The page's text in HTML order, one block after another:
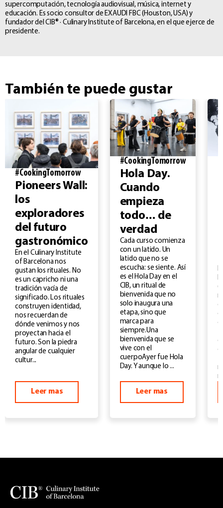
supercomputación, tecnología audiovisual, música, internet y
educación. Es socio consultor de EXAUDI FBC (Houston, USA) y
fundador del CIB® · Culinary Institute of Barcelona, en el que ejerce de
presidente.
También te puede gustar
#CookingTomorrow
Pioneers Wall:
los
exploradores
del futuro
gastronómico
En el Culinary Institute
of Barcelona nos
gustan los rituales. No
es un capricho ni una
tradición vacía de
significado. Los rituales
construyen identidad,
nos recuerdan de
dónde venimos y nos
proyectan hacia el
futuro. Son la piedra
angular de cualquier
cultur...
Leer mas
#CookingTomorrow
Hola Day.
Cuando
empieza
todo… de
verdad
Cada curso comienza
con un latido. Un
latido que no se
escucha: se siente. Así
es el Hola Day en el
CIB, un ritual de
bienvenida que no
solo inaugura una
etapa, sino que
marca para
siempre.Una
bienvenida que se
vive con el
cuerpoAyer fue Hola
Day. Y aunque lo ...
Leer mas